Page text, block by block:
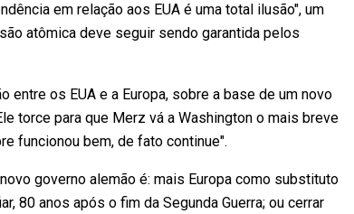
em relação aos EUA é uma total ilusão", um
atômica deve seguir sendo garantida pelos
os EUA e a Europa, sobre a base de um novo
torce para que Merz vá a Washington o mais breve
funcionou bem, de fato continue".
governo alemão é: mais Europa como substituto
80 anos após o fim da Segunda Guerra; ou cerrar